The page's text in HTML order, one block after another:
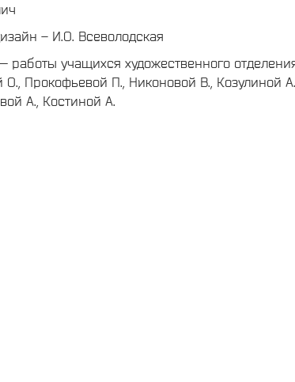
– И.О. Всеволодская
учащихся художественного
Прокофьевой П., Никоновой В., Козулиной
А., Костиной А.